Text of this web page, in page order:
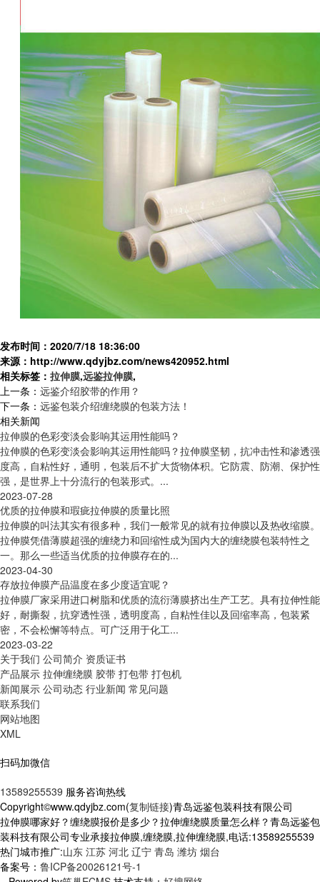
发布时间：2020/7/18 18:36:00
来源：http://www.qdyjbz.com/news420952.html
相关标签： 拉伸膜,远鉴拉伸膜,
上一条： 远鉴介绍胶带的作用？
下一条： 远鉴包装介绍缠绕膜的包装方法！
相关新闻
拉伸膜的色彩变淡会影响其运用性能吗？
拉伸膜的色彩变淡会影响其运用性能吗？拉伸膜坚韧，抗冲击性和渗透强
度高，自粘性好，通明，包装后不扩大货物体积。它防震、防潮、保护性
强，是世界上十分流行的包装形式。...
2023-07-28
优质的拉伸膜和瑕疵拉伸膜的质量比照
拉伸膜的叫法其实有很多种，我们一般常见的就有拉伸膜以及热收缩膜。
拉伸膜凭借薄膜超强的缠绕力和回缩性成为国内大的缠绕膜包装特性之
一。那么一些适当优质的拉伸膜存在的...
2023-04-30
存放拉伸膜产品温度在多少度适宜呢？
拉伸膜厂家采用进口树脂和优质的流衍薄膜挤出生产工艺。具有拉伸性能
好，耐撕裂，抗穿透性强，透明度高，自粘性佳以及回缩率高，包装紧
密，不会松懈等特点。可广泛用于化工...
2023-03-22
关于我们 公司简介 资质证书
产品展示 拉伸缠绕膜 胶带 打包带 打包机
新闻展示 公司动态 行业新闻 常见问题
联系我们
网站地图
XML
扫码加微信
13589255539 服务咨询热线
Copyright©www.qdyjbz.com(复制链接)青岛远鉴包装科技有限公司
拉伸膜哪家好？缠绕膜报价是多少？拉伸缠绕膜质量怎么样？青岛远鉴包
装科技有限公司专业承接拉伸膜,缠绕膜,拉伸缠绕膜,电话:13589255539
热门城市推广:山东 江苏 河北 辽宁 青岛 潍坊 烟台
备案号： 鲁ICP备20026121号-1